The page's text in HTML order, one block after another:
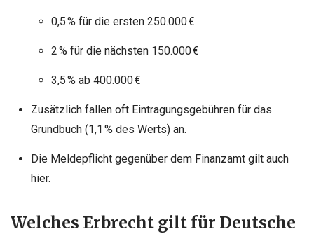
0,5 % für die ersten 250.000 €
2 % für die nächsten 150.000 €
3,5 % ab 400.000 €
Zusätzlich fallen oft Eintragungsgebühren für das
Grundbuch (1,1 % des Werts) an.
Die Meldepflicht gegenüber dem Finanzamt gilt auch
hier.
Welches Erbrecht gilt für Deutsche